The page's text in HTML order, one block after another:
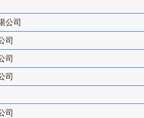
公司
司
司
司
司